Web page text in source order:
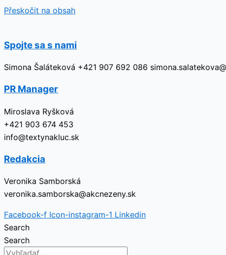
Přeskočit na obsah
Spojte sa s nami
Simona Šaláteková +421 907 692 086
PR Manager
Miroslava Ryšková
+421 903 674 453
info@textynakluc.sk
Redakcia
Veronika Samborská
veronika.samborska@akcnezeny.sk
Facebook-f Icon-instagram-1 Linkedin
Search
Search